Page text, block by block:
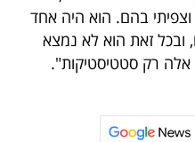
בהם. הוא היה אחד
ובכל זאת הוא לא נמצא
רק סטטיסטיקות".